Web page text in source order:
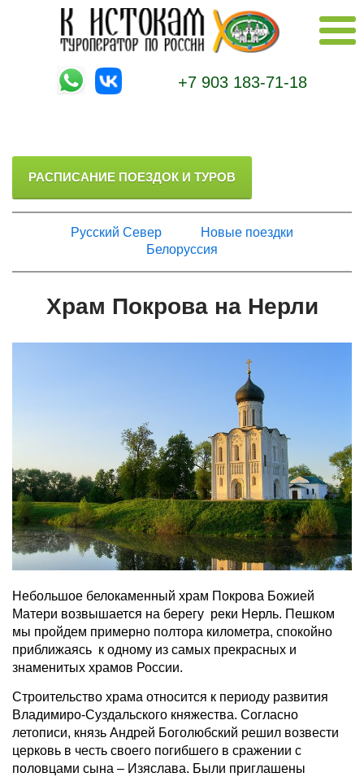
+7 903 183-71-18
РАСПИСАНИЕ ПОЕЗДОК И ТУРОВ
Русский Север
Новые поездки
Белоруссия
Храм Покрова на Нерли
Небольшое белокаменный храм Покрова Божией
Матери возвышается на берегу реки Нерль. Пешком
мы пройдем примерно полтора километра, спокойно
приближаясь к одному из самых прекрасных и
знаменитых храмов России.
Строительство храма относится к периоду развития
Владимиро-Суздальского княжества. Согласно
летописи, князь Андрей Боголюбский решил возвести
церковь в честь своего погибшего в сражении с
половцами сына – Изяслава. Были приглашены